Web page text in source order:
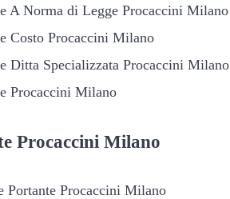
A Norma di Legge Procaccini Milano
Costo Procaccini Milano
Ditta Specializzata Procaccini Milano
Procaccini Milano
Procaccini Milano
Portante Procaccini Milano